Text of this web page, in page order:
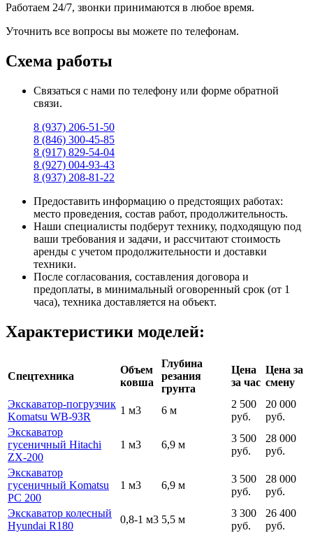
Работаем 24/7, звонки принимаются в любое время.
Уточнить все вопросы вы можете по телефонам.
Схема работы
Связаться с нами по телефону или форме обратной
связи.
8 (937) 206-51-50
8 (846) 300-45-85
8 (917) 829-54-04
8 (927) 004-93-43
8 (937) 208-81-22
Предоставить информацию о предстоящих работах:
место проведения, состав работ, продолжительность.
Наши специалисты подберут технику, подходящую под
ваши требования и задачи, и рассчитают стоимость
аренды с учетом продолжительности и доставки
техники.
После согласования, составления договора и
предоплаты, в минимальный оговоренный срок (от 1
часа), техника доставляется на объект.
Характеристики моделей:
Спецтехника
Объем
ковша
Глубина
резания
грунта
Цена
за час
Цена за
смену
Экскаватор-погрузчик
Komatsu WB-93R
1 м3 6 м
2 500
руб.
20 000
руб.
Экскаватор
гусеничный Hitachi
ZX-200
1 м3 6,9 м
3 500
руб.
28 000
руб.
Экскаватор
гусеничный Komatsu
PC 200
1 м3 6,9 м
3 500
руб.
28 000
руб.
Экскаватор колесный
Hyundai R180
0,8-1 м3 5,5 м
3 300
руб.
26 400
руб.